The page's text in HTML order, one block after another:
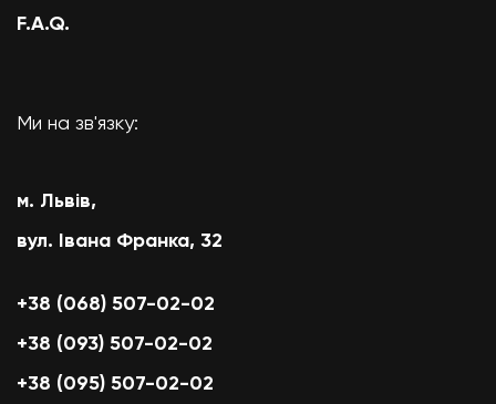
F.A.Q.
Ми на зв'язку:
м. Львів,
вул. Івана Франка, 32
+38 (068) 507-02-02
+38 (093) 507-02-02
+38 (095) 507-02-02